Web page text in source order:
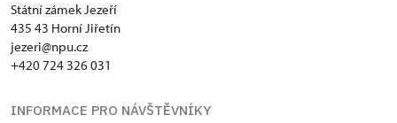
Státní zámek Jezeří
435 43 Horní Jiřetín
jezeri@npu.cz
+420 724 326 031
INFORMACE PRO NÁVŠTĚVNÍKY